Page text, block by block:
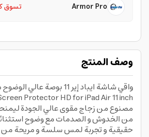
تسوق Armor Pro
وصف المنتج
واقي شاشة ايباد إير 11 بوصة
Protector HD for iPad Air 11 inch
مصنوع من زجاج مقوى عالي الجودة
من الخدوش و الصدمات مع وضوح
حقيقية و تجربة لمس سلسة و مريحة من ArmorPro.